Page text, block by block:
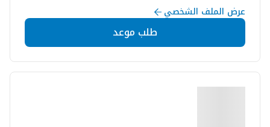
عرض الملف الشخصي
طلب موعد